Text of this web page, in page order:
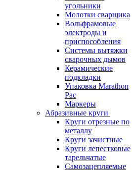
угольники
Молотки сварщика
Вольфрамовые
электроды и
приспособления
Системы вытяжки
сварочных дымов
Керамические
подкладки
Упаковка Marathon
Pac
Маркеры
Абразивные круги
Круги отрезные по
металлу
Круги зачистные
Круги лепестковые
тарельчатые
Самозацепляемые